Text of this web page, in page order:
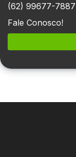
(62) 99677-7887
Fale Conosco!